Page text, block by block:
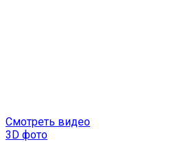
Смотреть видео
3D фото